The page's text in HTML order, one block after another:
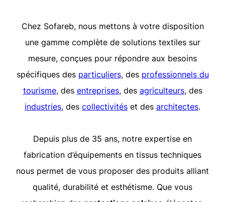
Chez Sofareb, nous mettons à votre disposition
une gamme complète de solutions textiles sur
mesure, conçues pour répondre aux besoins
spécifiques des particuliers, des professionnels du
tourisme, des entreprises, des agriculteurs, des
industries, des collectivités et des architectes.
Depuis plus de 35 ans, notre expertise en
fabrication d’équipements en tissus techniques
nous permet de vous proposer des produits alliant
qualité, durabilité et esthétisme. Que vous